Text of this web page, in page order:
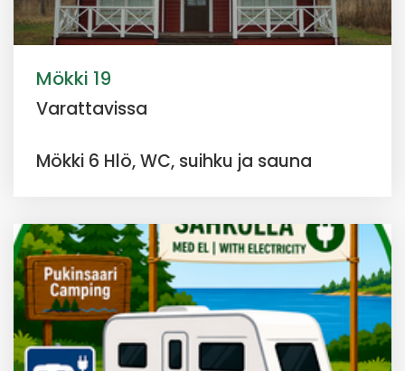
Mökki 19
Varattavissa
Mökki 6 Hlö, WC, suihku ja sauna